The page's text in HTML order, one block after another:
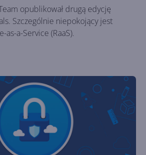
opublikował drugą edycję
Szczególnie niepokojący jest
as-a-Service (RaaS).